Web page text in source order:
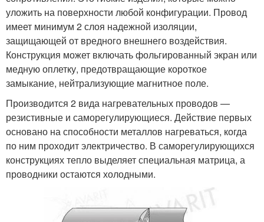
уложить на поверхности любой конфигурации. Провод
имеет минимум 2 слоя надежной изоляции,
защищающей от вредного внешнего воздействия.
Конструкция может включать фольгированный экран или
медную оплетку, предотвращающие короткое
замыкание, нейтрализующие магнитное поле.
Производится 2 вида нагревательных проводов —
резистивные и саморегулирующиеся. Действие первых
основано на способности металлов нагреваться, когда
по ним проходит электричество. В саморегулирующихся
конструкциях тепло выделяет специальная матрица, а
проводники остаются холодными.